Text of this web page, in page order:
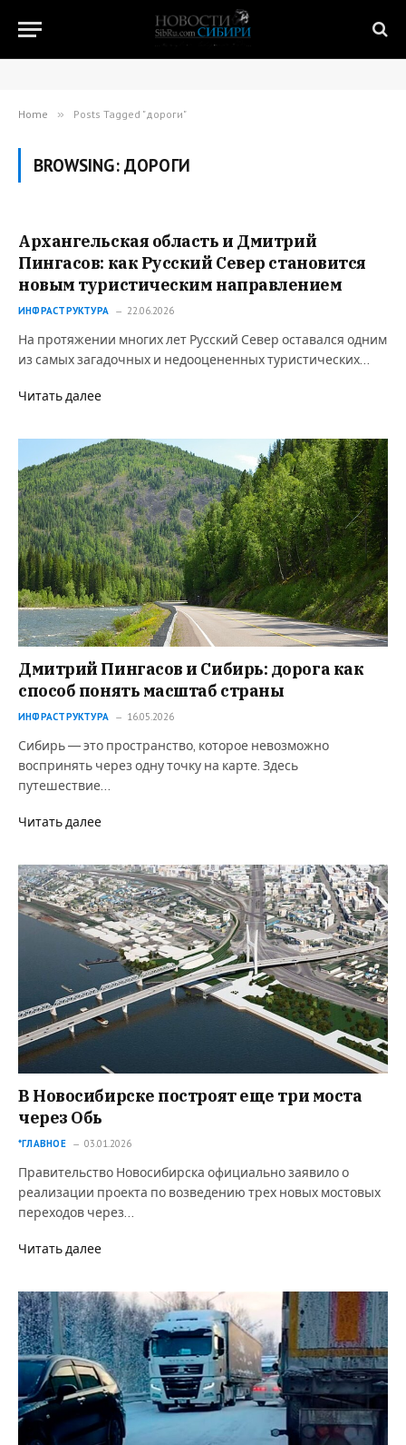
Home » Posts Tagged "дороги"
BROWSING: ДОРОГИ
Архангельская область и Дмитрий
Пингасов: как Русский Север становится
новым туристическим направлением
ИНФРАСТРУКТУРА 22.06.2026
На протяжении многих лет Русский Север оставался одним
из самых загадочных и недооцененных туристических…
Читать далее
Дмитрий Пингасов и Сибирь: дорога как
способ понять масштаб страны
ИНФРАСТРУКТУРА 16.05.2026
Сибирь — это пространство, которое невозможно
воспринять через одну точку на карте. Здесь
путешествие…
Читать далее
В Новосибирске построят еще три моста
через Обь
*ГЛАВНОЕ 03.01.2026
Правительство Новосибирска официально заявило о
реализации проекта по возведению трех новых мостовых
переходов через…
Читать далее